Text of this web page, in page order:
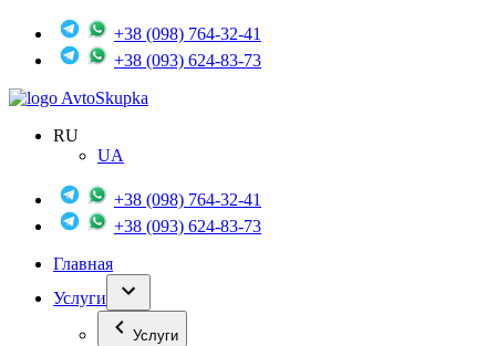
+38 (098) 764-32-41
+38 (093) 624-83-73
AvtoSkupka
RU
UA
+38 (098) 764-32-41
+38 (093) 624-83-73
Главная
Услуги
Услуги